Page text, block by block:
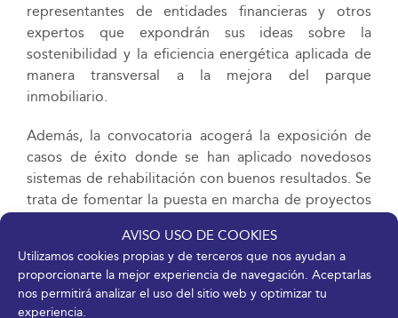
AVISO USO DE COOKIES
Utilizamos cookies propias y de terceros que nos ayudan a
proporcionarte la mejor experiencia de navegación. Aceptarlas
nos permitirá analizar el uso del sitio web y optimizar tu
experiencia.
representantes de entidades financieras y otros
expertos que expondrán sus ideas sobre la
sostenibilidad y la eficiencia energética aplicada de
manera transversal a la mejora del parque
inmobiliario.
Además, la convocatoria acogerá la exposición de
casos de éxito donde se han aplicado novedosos
sistemas de rehabilitación con buenos resultados. Se
trata de fomentar la puesta en marcha de proyectos
través de la reducción del consumo en edificios
mejorando la calificación energética e
incrementando el valor patrimonial que implican
estas aplicaciones.